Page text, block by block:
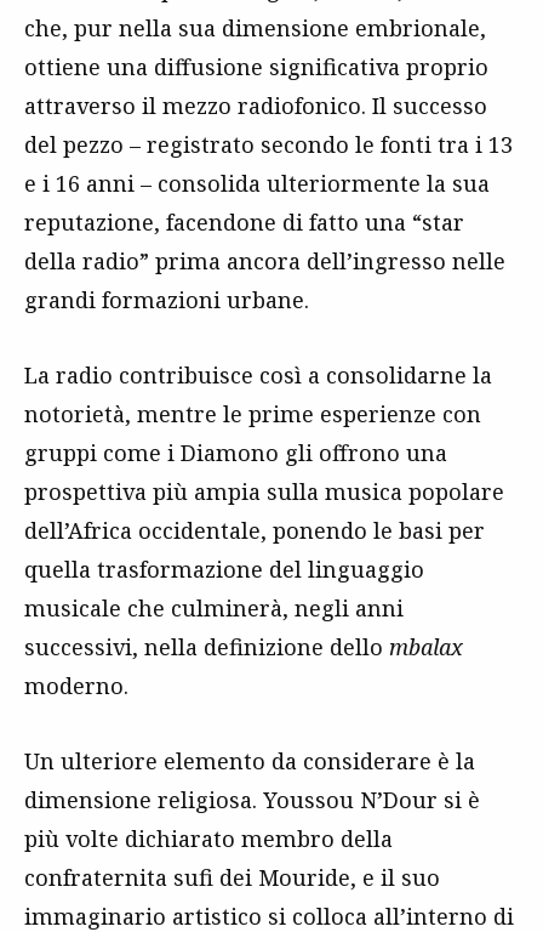
che, pur nella sua dimensione embrionale,
ottiene una diffusione significativa proprio
attraverso il mezzo radiofonico. Il successo
del pezzo – registrato secondo le fonti tra i 13
e i 16 anni – consolida ulteriormente la sua
reputazione, facendone di fatto una “star
della radio” prima ancora dell’ingresso nelle
grandi formazioni urbane.
La radio contribuisce così a consolidarne la
notorietà, mentre le prime esperienze con
gruppi come i Diamono gli offrono una
prospettiva più ampia sulla musica popolare
dell’Africa occidentale, ponendo le basi per
quella trasformazione del linguaggio
musicale che culminerà, negli anni
successivi, nella definizione dello mbalax
moderno.
Un ulteriore elemento da considerare è la
dimensione religiosa. Youssou N’Dour si è
più volte dichiarato membro della
confraternita sufi dei Mouride, e il suo
immaginario artistico si colloca all’interno di